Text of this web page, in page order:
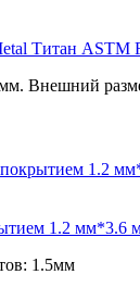
Титан ASTM
Внешний
1.2 мм*3.6
1.5мм